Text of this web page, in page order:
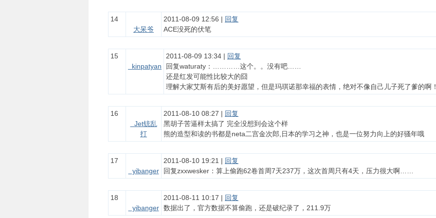
14
大呆爷
2011-08-09 12:56 | 回复
ACE没死的伏笔
15
kinpatyan
2011-08-09 13:34 | 回复
回复waturaty：…………这个。。没有吧……
还是红发可能性比较大的囧
理解大家艾斯有后的美好愿望，但是玛琪诺那幸福的表情，绝对不像自己儿子死了爹的啊
16
Jet铳乱
打
2011-08-10 08:27 | 回复
黑胡子苦逼样太搞了 完全没想到会这个样
熊的造型和读的书都是neta二宫金次郎,日本的学习之神，也是一位努力向上的好骚年哦
17
yibanger
2011-08-10 19:21 | 回复
回复zxxwesker：算上偷跑62卷首周7天237万，这次首周只有4天，压力很大啊……
18
yibanger
2011-08-11 10:17 | 回复
数据出了，官方数据不算偷跑，还是破纪录了，211.9万